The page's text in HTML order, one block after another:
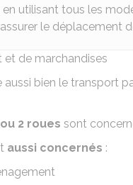
utilisant tous les
le déplacement
et de marchandises
aussi bien le transport
2 roues sont
aussi concernés :